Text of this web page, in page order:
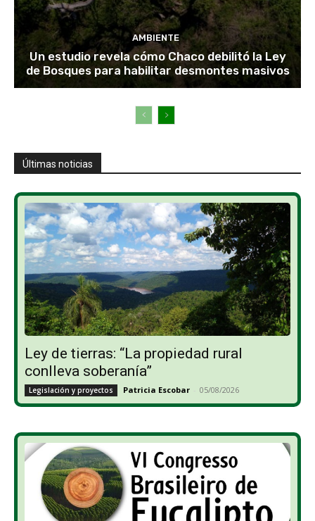
AMBIENTE
Un estudio revela cómo Chaco debilitó la Ley
de Bosques para habilitar desmontes masivos
Últimas noticias
Ley de tierras: “La propiedad rural
conlleva soberanía”
Legislación y proyectos Patricia Escobar - 05/08/2026